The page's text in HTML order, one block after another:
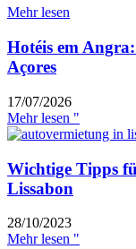
Mehr lesen
Hotéis em
Açores
17/07/2026
Mehr lesen "
Wichtige Tipps
Lissabon
28/10/2023
Mehr lesen "